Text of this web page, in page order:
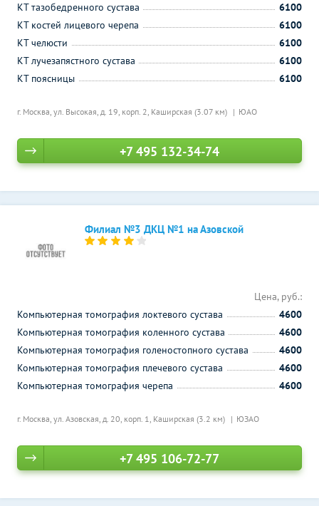
г. Москва, ул. Высокая, д. 19, корп. 2, Каширская (3.07 км) ЮАО
КТ тазобедренного сустава
6100
КТ костей лицевого черепа
6100
КТ челюсти
6100
КТ лучезапястного сустава
6100
КТ поясницы
6100
+7 495 132-34-74
Филиал №3 ДКЦ №1 на Азовской
г. Москва, ул. Азовская, д. 20, корп. 1, Каширская (3.2 км) ЮЗАО
Цена, руб.:
Компьютерная томография локтевого сустава
4600
Компьютерная томография коленного сустава
4600
Компьютерная томография голеностопного сустава
4600
Компьютерная томография плечевого сустава
4600
Компьютерная томография черепа
4600
+7 495 106-72-77